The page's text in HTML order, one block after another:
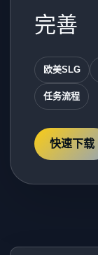
完善
欧美SLG
任务流程
快速下载